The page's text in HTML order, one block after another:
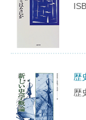
歴
歴